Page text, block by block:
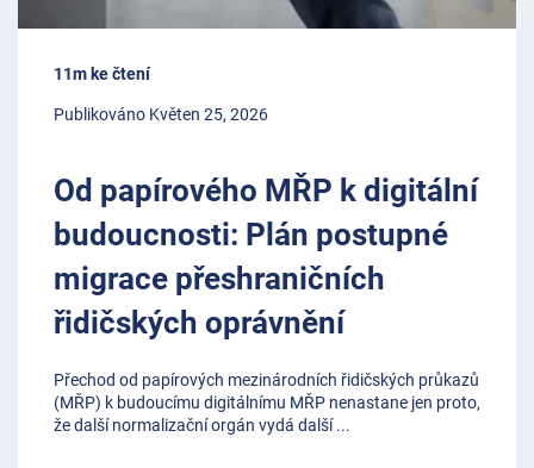
11m ke čtení
Publikováno Květen 25, 2026
Od papírového MŘP k digitální
budoucnosti: Plán postupné
migrace přeshraničních
řidičských oprávnění
Přechod od papírových mezinárodních řidičských průkazů
(MŘP) k budoucímu digitálnímu MŘP nenastane jen proto,
že další normalizační orgán vydá další...